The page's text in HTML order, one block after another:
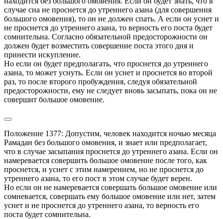
случае сна не проснется до утреннего азана (для совершения
большого омовения), то он не должен спать. А если он уснет и
не проснется до утреннего азана, то верность его поста будет
сомнительна. Согласно обязательной предосторожности он
должен будет возместить совершение поста этого дня и
принести искупление.
Но если он будет предполагать, что проснется до утреннего
азана, то может уснуть. Если он уснет и проснется во второй
раз, то после второго пробуждения, следуя обязательной
предосторожности, ему не следует вновь засыпать, пока он не
совершит большое омовение.
Положение 1377: Допустим, человек находится ночью месяца
Рамадан без большого омовения, и знает или предполагает,
что в случае засыпания проснется до утреннего азана. Если он
намеревается совершить большое омовение после того, как
проснется, и уснет с этим намерением, но не проснется до
утреннего азана, то его пост в этом случае будет верен.
Но если он не намеревается совершать большое омовение или
сомневается, совершать ему большое омовение или нет, затем
уснет и не проснется до утреннего азана, то верность его
поста будет сомнительна.